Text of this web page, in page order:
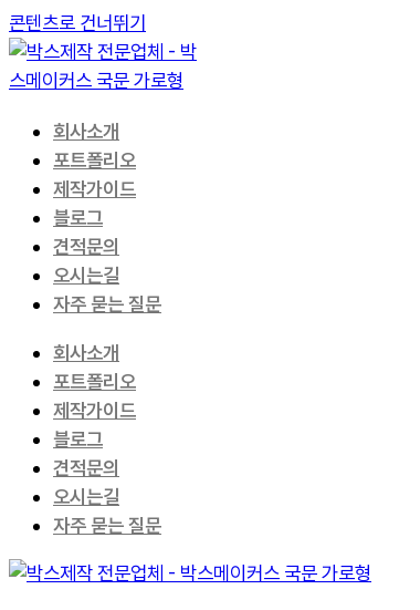
콘텐츠로 건너뛰기
회사소개
포트폴리오
제작가이드
블로그
견적문의
오시는길
자주 묻는 질문
회사소개
포트폴리오
제작가이드
블로그
견적문의
오시는길
자주 묻는 질문